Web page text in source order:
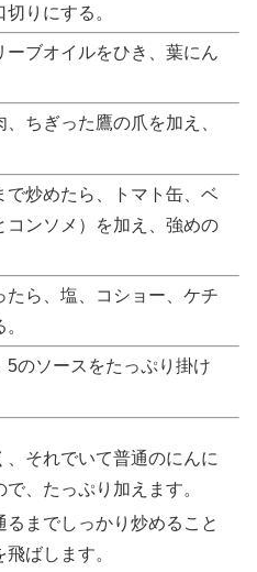
りにする。
ーブオイルをひき、葉にん
ちぎった鷹の爪を加え、
で炒めたら、トマト缶、ベ
コンソメ）を加え、強めの
ら、塩、コショー、ケチ
5のソースをたっぷり掛け
それでいて普通のにんに
、たっぷり加えます。
までしっかり炒めること
ばします。